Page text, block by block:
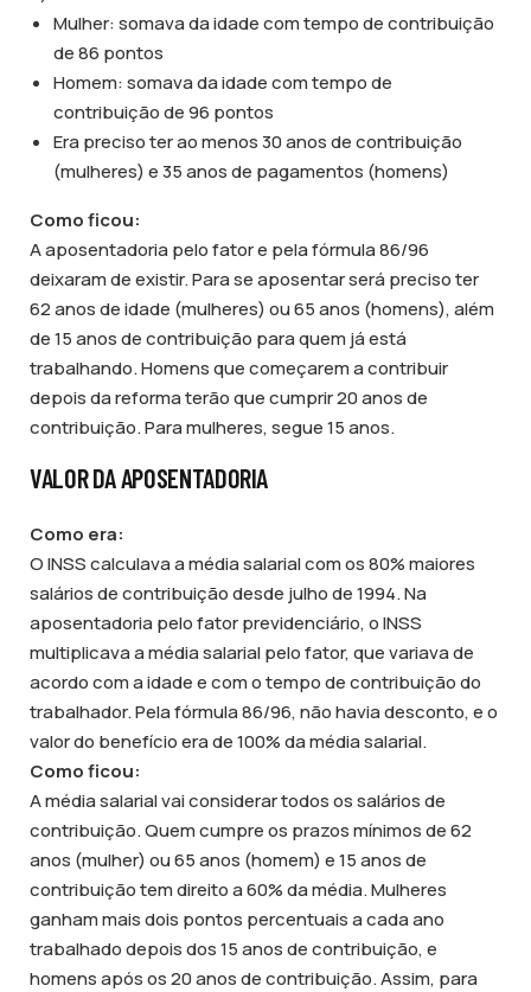
Mulher: somava da idade com tempo de contribuição
de 86 pontos
Homem: somava da idade com tempo de
contribuição de 96 pontos
Era preciso ter ao menos 30 anos de contribuição
(mulheres) e 35 anos de pagamentos (homens)
Como ficou:
A aposentadoria pelo fator e pela fórmula 86/96
deixaram de existir. Para se aposentar será preciso ter
62 anos de idade (mulheres) ou 65 anos (homens), além
de 15 anos de contribuição para quem já está
trabalhando. Homens que começarem a contribuir
depois da reforma terão que cumprir 20 anos de
contribuição. Para mulheres, segue 15 anos.
VALOR DA APOSENTADORIA
Como era:
O INSS calculava a média salarial com os 80% maiores
salários de contribuição desde julho de 1994. Na
aposentadoria pelo fator previdenciário, o INSS
multiplicava a média salarial pelo fator, que variava de
acordo com a idade e com o tempo de contribuição do
trabalhador. Pela fórmula 86/96, não havia desconto, e o
valor do benefício era de 100% da média salarial.
Como ficou:
A média salarial vai considerar todos os salários de
contribuição. Quem cumpre os prazos mínimos de 62
anos (mulher) ou 65 anos (homem) e 15 anos de
contribuição tem direito a 60% da média. Mulheres
ganham mais dois pontos percentuais a cada ano
trabalhado depois dos 15 anos de contribuição, e
homens após os 20 anos de contribuição. Assim, para